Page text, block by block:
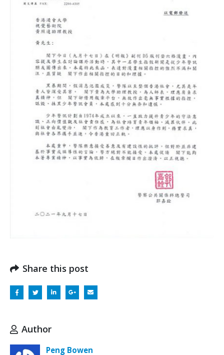
Share this post
Author
Peng Bowen